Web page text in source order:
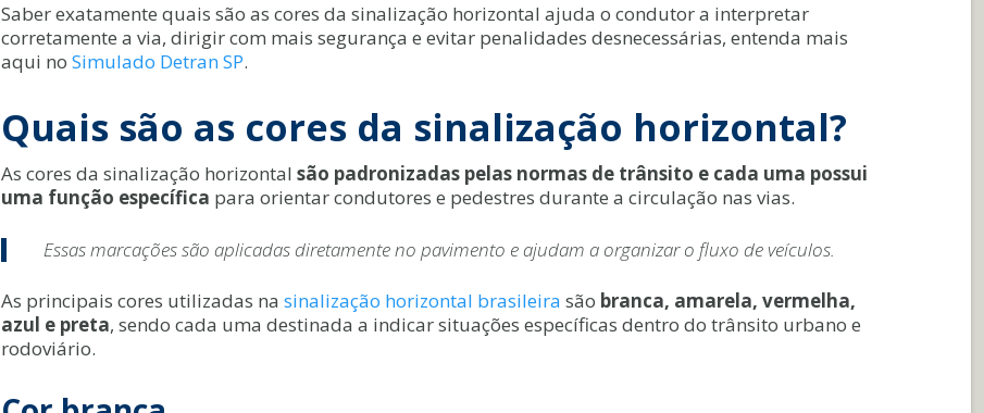
Saber exatamente quais são as cores da sinalização horizontal ajuda o condutor a interpretar
corretamente a via, dirigir com mais segurança e evitar penalidades desnecessárias, entenda mais
aqui no Simulado Detran SP.
Quais são as cores da sinalização horizontal?
As cores da sinalização horizontal são padronizadas pelas normas de trânsito e cada uma possui
uma função específica para orientar condutores e pedestres durante a circulação nas vias.
Essas marcações são aplicadas diretamente no pavimento e ajudam a organizar o fluxo de veículos.
As principais cores utilizadas na sinalização horizontal brasileira são branca, amarela, vermelha,
azul e preta, sendo cada uma destinada a indicar situações específicas dentro do trânsito urbano e
rodoviário.